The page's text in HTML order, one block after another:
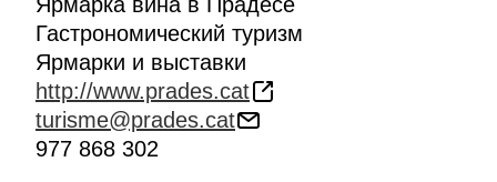
Гастрономический туризм
Ярмарки и выставки
http://www.prades.cat
turisme@prades.cat
977 868 302